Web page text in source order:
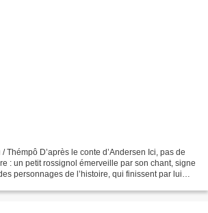
Thémpô D’après le conte d’Andersen Ici, pas de
: un petit rossignol émerveille par son chant, signe
personnages de l’histoire, qui finissent par lui